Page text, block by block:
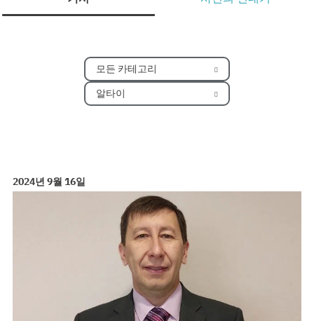
모든 카테고리
알타이
2024년 9월 16일